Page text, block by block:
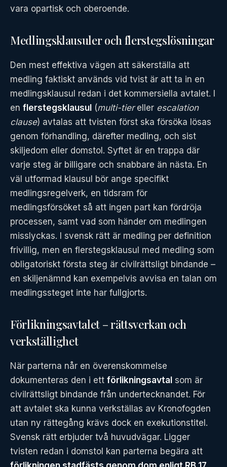
vara opartisk och oberoende.
Medlingsklausuler och flerstegslösningar
Den mest effektiva vägen att säkerställa att
medling faktiskt används vid tvist är att ta in en
medlingsklausul redan i det kommersiella avtalet. I
en flerstegsklausul (multi-tiereller escalation
clause) avtalas att tvisten först ska försöka lösas
genom förhandling, därefter medling, och sist
skiljedom eller domstol. Syftet är en trappa där
varje steg är billigare och snabbare än nästa. En
väl utformad klausul bör ange specifikt
medlingsregelverk, en tidsram för
medlingsförsöket så att ingen part kan fördröja
processen, samt vad som händer om medlingen
misslyckas. I svensk rätt är medling per definition
frivillig, men en flerstegsklausul med medling som
obligatoriskt första steg är civilrättsligt bindande –
en skiljenämnd kan exempelvis avvisa en talan om
medlingssteget inte har fullgjorts.
Förlikningsavtalet – rättsverkan och
verkställighet
När parterna når en överenskommelse
dokumenteras den i ett förlikningsavtal som är
civilrättsligt bindande från undertecknandet. För
att avtalet ska kunna verkställas av Kronofogden
utan ny rättegång krävs dock en exekutionstitel.
Svensk rätt erbjuder två huvudvägar. Ligger
tvisten redan i domstol kan parterna begära att